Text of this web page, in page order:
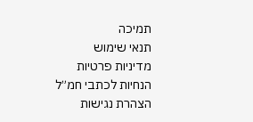
תמיכה
תנאי שימוש
מדיניות פרטיות
הנחיות לכתבי חמ״ל
הצהרת נגישות